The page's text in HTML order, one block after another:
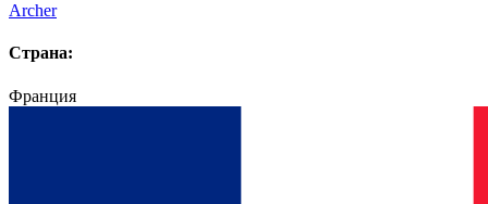
Archer
Страна:
Франция